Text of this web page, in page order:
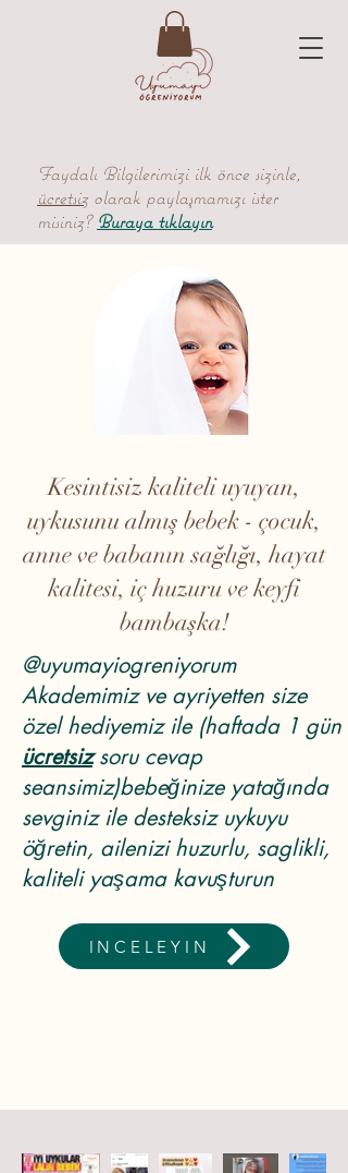
Faydalı Bilgilerimizi ilk önce sizinle,
ücretsiz olarak paylaşmamızı ister
misiniz? Buraya tıklayın
Kesintisiz kaliteli uyuyan,
uykusunu almış bebek - çocuk,
anne ve babanın sağlığı, hayat
kalitesi, iç huzuru ve keyfi
bambaşka!
@uyumayiogreniyorum
Akademimiz ve ayriyetten size
özel hediyemiz ile (haftada 1 gün
ücretsizsoru cevap
seansimiz)bebeğinize yatağında
sevginiz ile desteksiz uykuyu
öğretin, ailenizi huzurlu, saglikli,
kaliteli yaşama kavuşturun
INCELEYIN